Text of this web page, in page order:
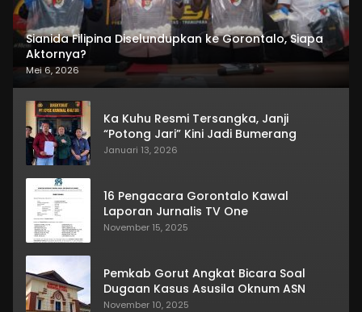
Sianida Filipina Diselundupkan ke Gorontalo, Siapa
Aktornya?
Mei 6, 2026
Ka Kuhu Resmi Tersangka, Janji
“Potong Jari” Kini Jadi Bumerang
Januari 13, 2026
16 Pengacara Gorontalo Kawal
Laporan Jurnalis TV One
November 15, 2025
Pemkab Gorut Angkat Bicara Soal
Dugaan Kasus Asusila Oknum ASN
November 10, 2025